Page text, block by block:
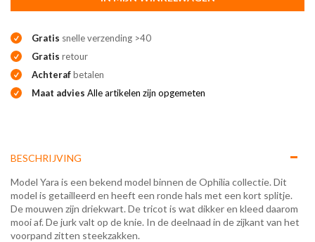
Gratis snelle verzending >40
Gratis retour
Achterafbetalen
Maat advies Alle artikelen zijn opgemeten
BESCHRIJVING
Model Yara is een bekend model binnen de Ophilia collectie. Dit
model is getailleerd en heeft een ronde hals met een kort splitje.
De mouwen zijn driekwart. De tricot is wat dikker en kleed daarom
mooi af. De jurk valt op de knie. In de deelnaad in de zijkant van het
voorpand zitten steekzakken.